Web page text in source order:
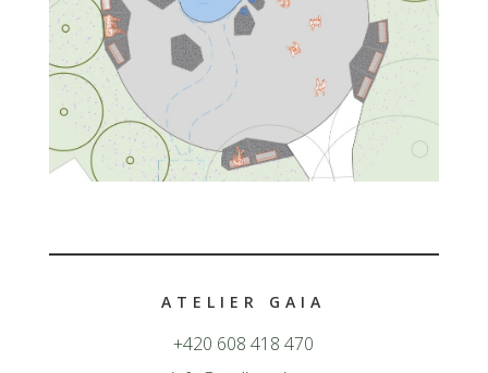
ATELIER GAIA
+420 608 418 470